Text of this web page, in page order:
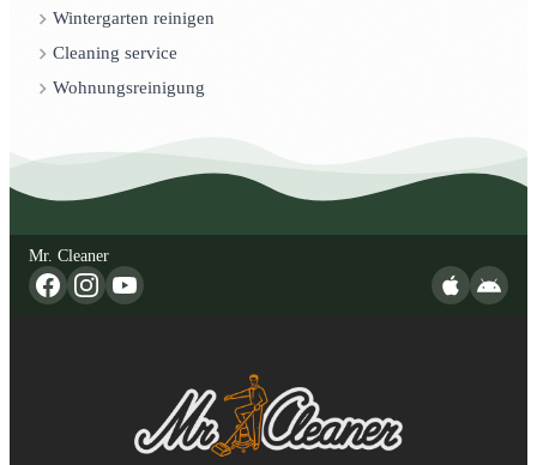
Wintergarten reinigen
Cleaning service
Wohnungsreinigung
Mr. Cleaner